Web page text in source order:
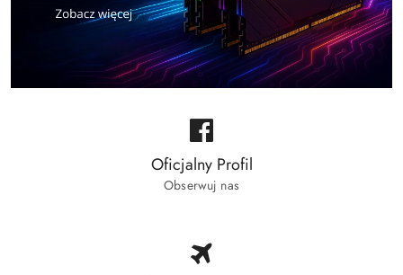
Oficjalny Profil
Obserwuj nas